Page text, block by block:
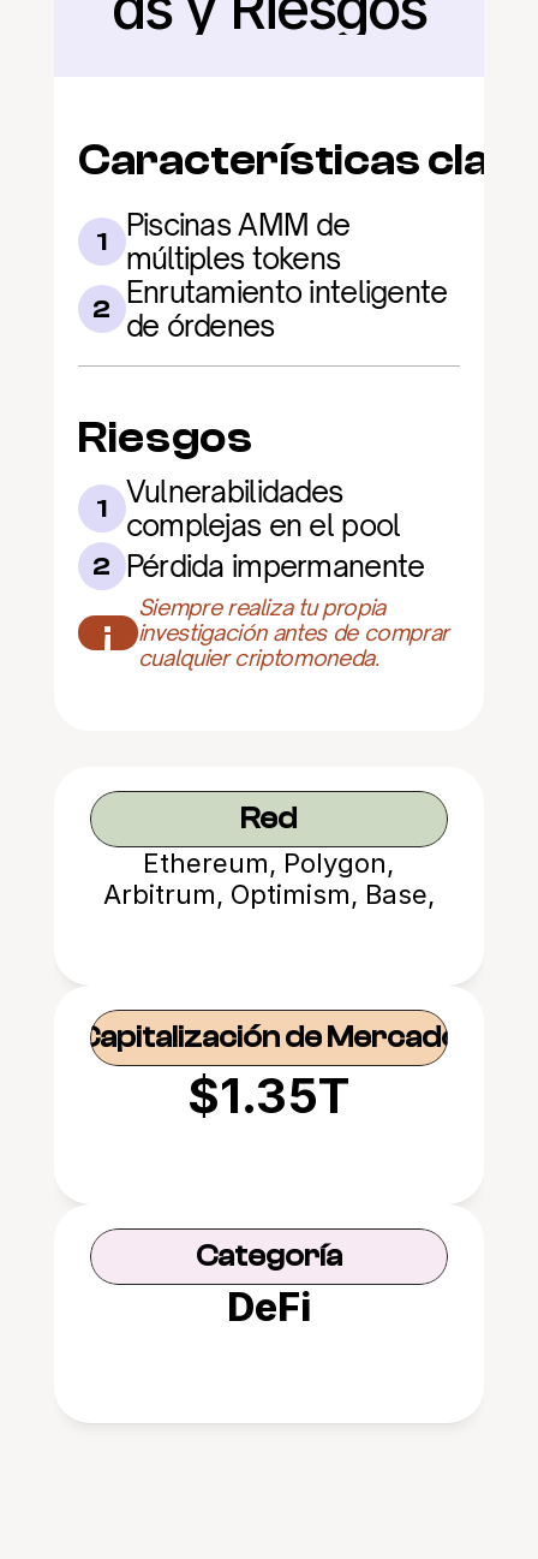
Características
1
Piscinas AMM de
múltiples tokens
2 Enrutamiento inteligente
de órdenes
Riesgos
1
Vulnerabilidades
complejas en el pool
2 Pérdida impermanente
¡
Siempre realiza tu propia
investigación antes de comprar
cualquier criptomoneda.
Red
Ethereum, Polygon,
Arbitrum, Optimism, Base,
Capitalización de Mercado
$1.35T
Categoría
DeFi